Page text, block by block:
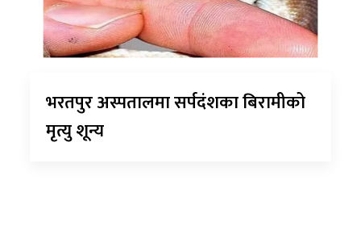
भरतपुर अस्पतालमा सर्पदंशका बिरामीको
मृत्यु शून्य